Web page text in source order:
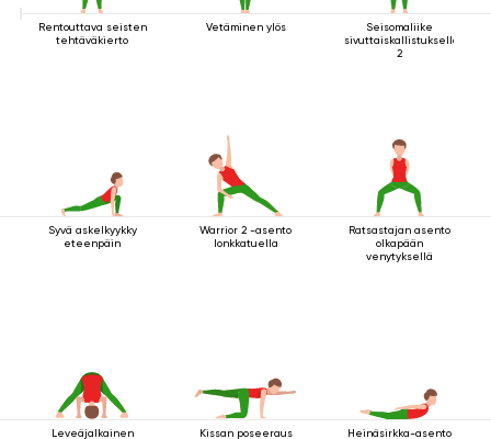
Rentouttava seisten
tehtäväkierto
Vetäminen ylös
Seisomaliike
sivuttaiskallistuksella
2
Syvä askelkyykky
eteenpäin
Warrior 2 -asento
lonkkatuella
Ratsastajan asento
olkapään
venytyksellä
Leveäjalkainen Kissan poseeraus Heinäsirkka-asento